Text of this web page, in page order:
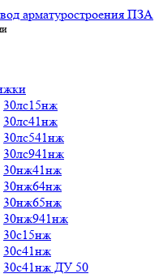
30лс15нж
30лс41нж
30лс541нж
30лс941нж
30нж41нж
30нж64нж
30нж65нж
30нж941нж
30с15нж
30с41нж
30с41нж ДУ 50